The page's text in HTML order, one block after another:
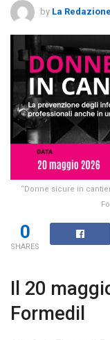
by La Redazione
“Donne sicure in
0
SHARES
Il 20
Formedil